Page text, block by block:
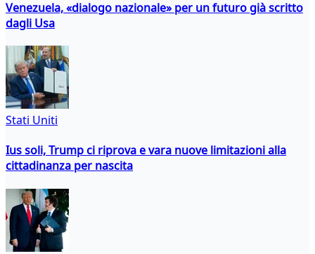
Venezuela, «dialogo nazionale» per un futuro già scritto
dagli Usa
Stati Uniti
Ius soli, Trump ci riprova e vara nuove limitazioni alla
cittadinanza per nascita